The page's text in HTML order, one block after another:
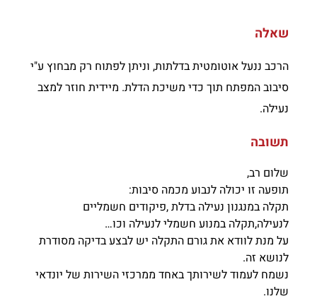
שאלה
הרכב ננעל אוטומטית בדלתות, וניתן לפתוח רק מבחוץ ע"י
סיבוב המפתח תוך כדי משיכת הדלת. מיידית חוזר למצב
נעילה.
תשובה
שלום רב,
תופעה זו יכולה לנבוע מכמה סיבות:
תקלה במנגנון נעילה בדלת ,פיקודים חשמליים
לנעילה,תקלה במנוע חשמלי לנעילה וכו…
על מנת לוודא את גורם התקלה יש לבצע בדיקה מסודרת
לנושא זה.
נשמח לעמוד לשירותך באחד ממרכזי השירות של יונדאי
שלנו.